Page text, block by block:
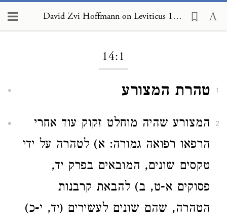
David Zvi Hoffmann on Leviticus 14:1
14:1
1 טהרת המצורע
2
המצורע שהיה מוחלט זקוק עוד אחרי
הרפאו רפואה גמורה: א) לטהרה על ידי
טקסים שונים, המובאים בפרק יד,
פסוקים א-ט, ב) להבאת קרבנות
הטהרה, שהם שונים לעשירים (יד, י-כ)